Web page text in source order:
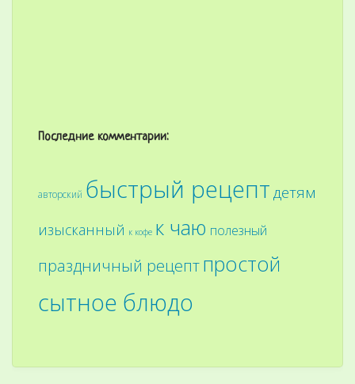
Последние комментарии:
авторский быстрый рецепт детям
изысканный к кофе к чаю полезный
праздничный рецептпростой
сытное блюдо